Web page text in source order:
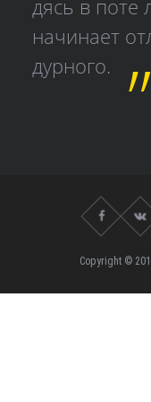
дясь в поте
начинает
дурного.
Copyright ©